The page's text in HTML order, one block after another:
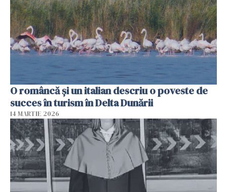
O româncă și un italian descriu o poveste de
succes în turism în Delta Dunării
14 MARTIE 2026